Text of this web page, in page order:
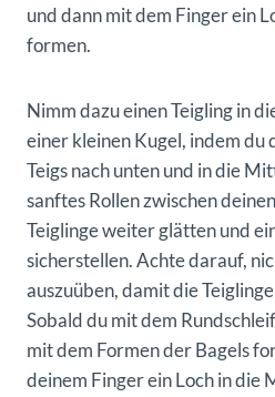
und dann mit dem Finger ein
formen.
Nimm dazu einen Teigling in
einer kleinen Kugel, indem du
Teigs nach unten und in die
sanftes Rollen zwischen
Teiglinge weiter glätten und
sicherstellen. Achte darauf,
auszuüben, damit die
Sobald du mit dem
mit dem Formen der Bagels
deinem Finger ein Loch in die